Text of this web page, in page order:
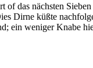
das nächsten
Dirne küßte
ein weniger Knabe